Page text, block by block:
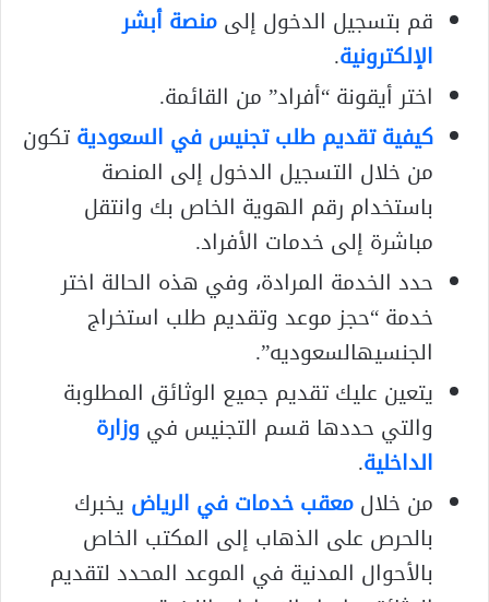
قم بتسجيل الدخول إلىمنصة أبشر
الإلكترونية.
اختر أيقونة “أفراد” من القائمة.
كيفية تقديم طلب تجنيس في السعوديةتكون
من خلال التسجيل الدخول إلى المنصة
باستخدام رقم الهوية الخاص بك وانتقل
مباشرة إلى خدمات الأفراد.
حدد الخدمة المرادة، وفي هذه الحالة اختر
خدمة “حجز موعد وتقديم طلب استخراج
الجنسيهالسعوديه”.
يتعين عليك تقديم جميع الوثائق المطلوبة
والتي حددها قسم التجنيس في وزارة
الداخلية.
من خلالمعقب خدمات في الرياض يخبرك
بالحرص على الذهاب إلى المكتب الخاص
بالأحوال المدنية في الموعد المحدد لتقديم